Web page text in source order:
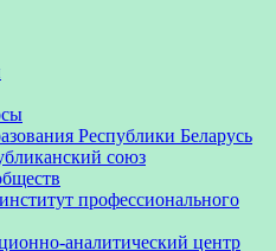
Республики Беларусь
союз
профессионального
аналитический центр